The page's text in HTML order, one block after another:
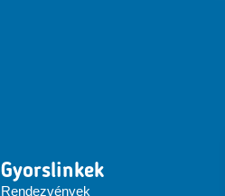
Gyorslinkek
Rendezvények